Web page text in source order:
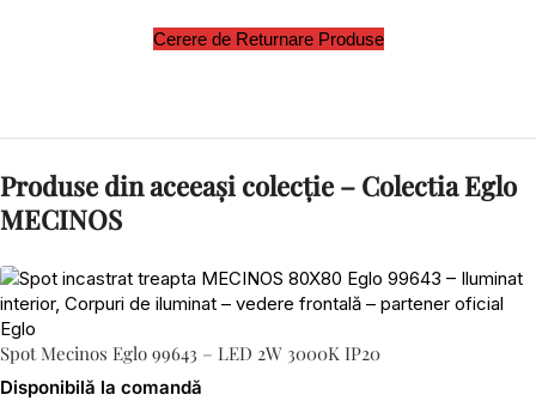
Cerere de Returnare Produse
Produse din aceeași colecție – Colectia Eglo
MECINOS
Spot Mecinos Eglo 99643 – LED 2W 3000K IP20
Disponibilă la comandă